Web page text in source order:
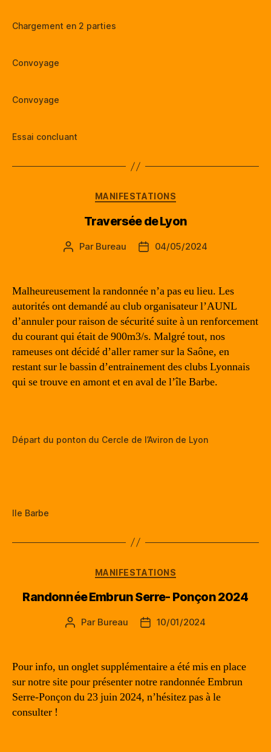
Chargement en 2 parties
Convoyage
Convoyage
Essai concluant
Catégories
MANIFESTATIONS
Traversée de Lyon
Auteur
Par Bureau
Date04/05/2024
Malheureusement la randonnée n’a pas eu lieu. Les
autorités ont demandé au club organisateur l’AUNL
d’annuler pour raison de sécurité suite à un renforcement
du courant qui était de 900m3/s. Malgré tout, nos
rameuses ont décidé d’aller ramer sur la Saône, en
restant sur le bassin d’entrainement des clubs Lyonnais
qui se trouve en amont et en aval de l’île Barbe.
Départ du ponton du Cercle de l’Aviron de Lyon
Ile Barbe
Catégories
MANIFESTATIONS
Randonnée Embrun Serre- Ponçon 2024
Auteur
Par Bureau
Date10/01/2024
Pour info, un onglet supplémentaire a été mis en place
sur notre site pour présenter notre randonnée Embrun
Serre-Ponçon du 23 juin 2024, n’hésitez pas à le
consulter !